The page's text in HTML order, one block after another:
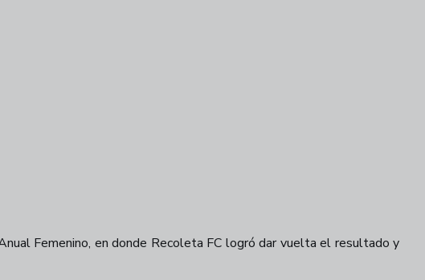
Femenino, en donde Recoleta FC logró dar vuelta el resultado y